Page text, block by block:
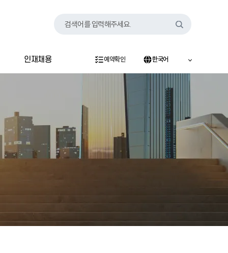
검색어를 입력해주세요.
인재채용 예약확인 한국어